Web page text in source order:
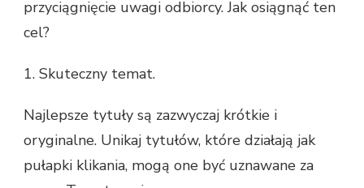
przyciągnięcie uwagi odbiorcy. Jak osiągnąć ten
cel?
1. Skuteczny temat.
Najlepsze tytuły są zazwyczaj krótkie i
oryginalne. Unikaj tytułów, które działają jak
pułapki klikania, mogą one być uznawane za